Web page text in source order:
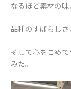
なるほど素材の味、
品種のすばらしさ、
そして心をこめ
みた。